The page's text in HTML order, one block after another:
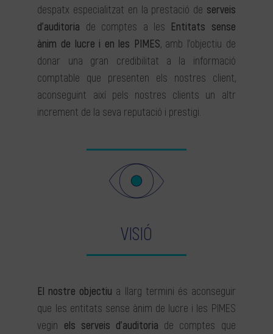
despatx especialitzat en la prestació de serveis
d’auditoria de comptes a les Entitats sense
ànim de lucre i en les PIMES, amb l’objectiu de
donar una gran credibilitat a la informació
comptable que presenten els nostres client,
aconseguint així pels nostres clients un altr
increment de la seva reputació i prestigi.
VISIÓ
El nostre objectiu a llarg termini és aconseguir
que les entitats sense ànim de lucre i les PIMES
vegin els serveis d’auditoria de comptes que